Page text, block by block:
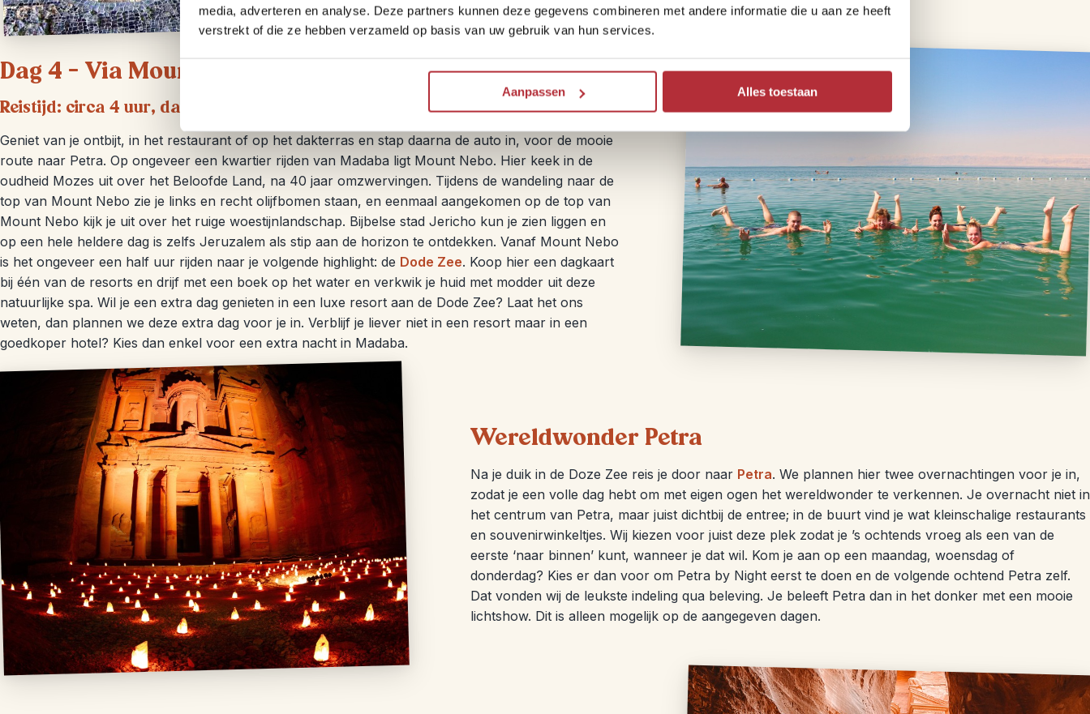
media, adverteren en analyse. Deze partners kunnen deze gegevens combineren met andere informatie die u aan ze heeft
verstrekt of die ze hebben verzameld op basis van uw gebruik van hun services.
Aanpassen Alles toestaan
Dag 4 – Via Mount Nebo en de Dode Zee naar Petra
Reistijd: circa 4 uur, dagafstand 230 kilometer
Geniet van je ontbijt, in het restaurant of op het dakterras en stap daarna de auto in, voor de mooie
route naar Petra. Op ongeveer een kwartier rijden van Madaba ligt Mount Nebo. Hier keek in de
oudheid Mozes uit over het Beloofde Land, na 40 jaar omzwervingen. Tijdens de wandeling naar de
top van Mount Nebo zie je links en recht olijfbomen staan, en eenmaal aangekomen op de top van
Mount Nebo kijk je uit over het ruige woestijnlandschap. Bijbelse stad Jericho kun je zien liggen en
op een hele heldere dag is zelfs Jeruzalem als stip aan de horizon te ontdekken. Vanaf Mount Nebo
is het ongeveer een half uur rijden naar je volgende highlight: de Dode Zee. Koop hier een dagkaart
bij één van de resorts en drijf met een boek op het water en verkwik je huid met modder uit deze
natuurlijke spa. Wil je een extra dag genieten in een luxe resort aan de Dode Zee? Laat het ons
weten, dan plannen we deze extra dag voor je in. Verblijf je liever niet in een resort maar in een
goedkoper hotel? Kies dan enkel voor een extra nacht in Madaba.
Wereldwonder Petra
Na je duik in de Doze Zee reis je door naar Petra. We plannen hier twee overnachtingen voor je in,
zodat je een volle dag hebt om met eigen ogen het wereldwonder te verkennen. Je overnacht niet in
het centrum van Petra, maar juist dichtbij de entree; in de buurt vind je wat kleinschalige restaurants
en souvenirwinkeltjes. Wij kiezen voor juist deze plek zodat je ’s ochtends vroeg als een van de
eerste ‘naar binnen’ kunt, wanneer je dat wil. Kom je aan op een maandag, woensdag of
donderdag? Kies er dan voor om Petra by Night eerst te doen en de volgende ochtend Petra zelf.
Dat vonden wij de leukste indeling qua beleving. Je beleeft Petra dan in het donker met een mooie
lichtshow. Dit is alleen mogelijk op de aangegeven dagen.